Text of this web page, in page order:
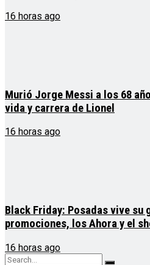
16 horas ago
Murió Jorge Messi a los 68
vida y carrera de Lionel
16 horas ago
Black Friday: Posadas vive
promociones, los Ahora y el
16 horas ago